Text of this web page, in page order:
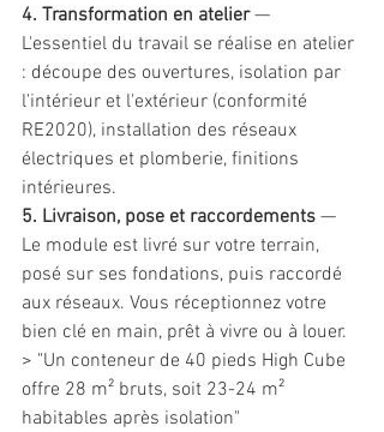
4. Transformation en atelier —
L'essentiel du travail se réalise en atelier
: découpe des ouvertures, isolation par
l'intérieur et l'extérieur (conformité
RE2020), installation des réseaux
électriques et plomberie, finitions
intérieures.
5. Livraison, pose et raccordements —
Le module est livré sur votre terrain,
posé sur ses fondations, puis raccordé
aux réseaux. Vous réceptionnez votre
bien clé en main, prêt à vivre ou à louer.
> "Un conteneur de 40 pieds High Cube
offre 28 m² bruts, soit 23-24 m²
habitables après isolation"